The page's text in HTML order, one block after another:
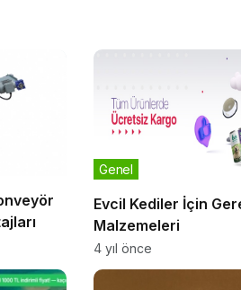
Evcil Kediler İçin
Malzemeleri
Genel
4 yıl önce